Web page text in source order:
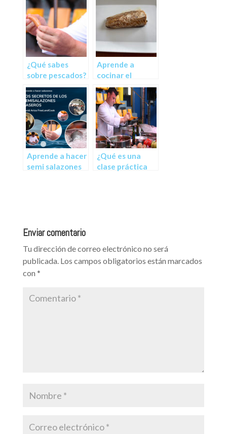
¿Qué sabes
sobre pescados?
Aprende a
cocinar el
pescado
perfecto
Aprende a hacer
semi salazones
¿Qué es una
clase práctica
Enviar comentario
Tu dirección de correo electrónico no será
publicada. Los campos obligatorios están marcados
con *